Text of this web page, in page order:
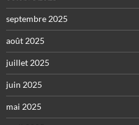
septembre 2025
août 2025
juillet 2025
juin 2025
mai 2025